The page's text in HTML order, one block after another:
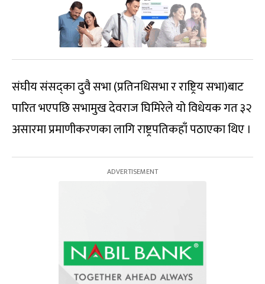
संघीय संसद्का दुवै सभा (प्रतिनधिसभा र राष्ट्रिय सभा)बाट
पारित भएपछि सभामुख देवराज घिमिरेले यो विधेयक गत ३२
असारमा प्रमाणीकरणका लागि राष्ट्रपतिकहाँ पठाएका थिए ।